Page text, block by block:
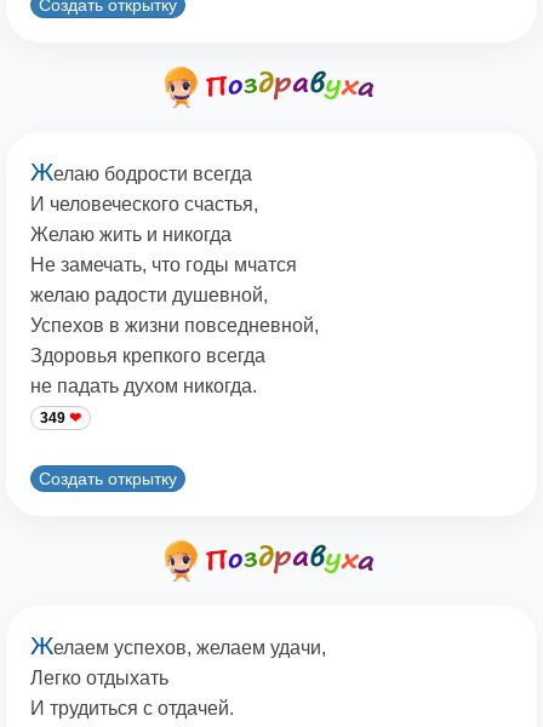
Создать открытку
Желаю бодрости всегда
И человеческого счастья,
Желаю жить и никогда
Не замечать, что годы мчатся
желаю радости душевной,
Успехов в жизни повседневной,
Здоровья крепкого всегда
не падать духом никогда.
349
Создать открытку
Желаем успехов, желаем удачи,
Легко отдыхать
И трудиться с отдачей.